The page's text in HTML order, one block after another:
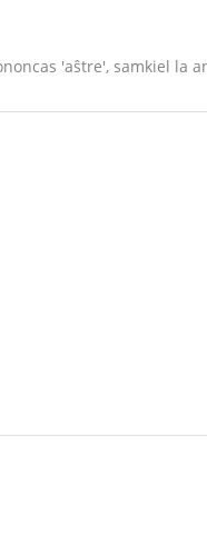
'aŝtre', samkiel la